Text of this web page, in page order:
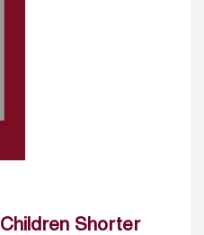
Shorter